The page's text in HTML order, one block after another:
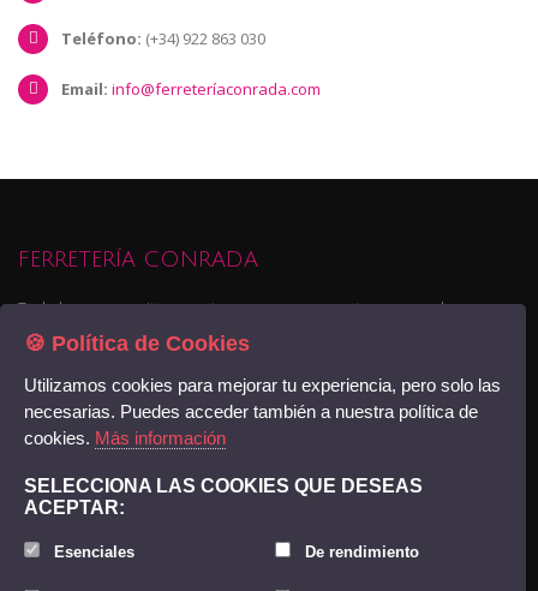
Teléfono: (+34) 922 863 030
Email: info@ferreteríaconrada.com
FERRETERÍA CONRADA
Todo lo que necesitas para tu empresa o proyectos personales,
pequeña maquinaria, materiales para la contrucción o reforma de tu
conocernos Encuéntranos
© Copyright 2018. Ediciones DMTConecta. - Acceso
(+34) 922 863 030
🍪 Política de Cookies
Utilizamos cookies para mejorar tu experiencia, pero solo las
necesarias. Puedes acceder también a nuestra política de
cookies. Más información
SELECCIONA LAS COOKIES QUE DESEAS
ACEPTAR:
Esenciales De rendimiento